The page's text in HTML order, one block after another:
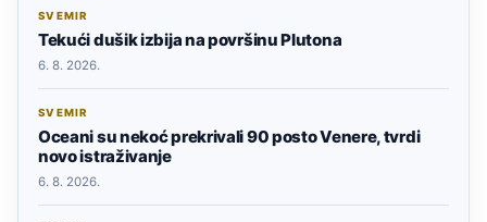
SVEMIR
Tekući dušik izbija na površinu Plutona
6. 8. 2026.
SVEMIR
Oceani su nekoć prekrivali 90 posto Venere, tvrdi
novo istraživanje
6. 8. 2026.